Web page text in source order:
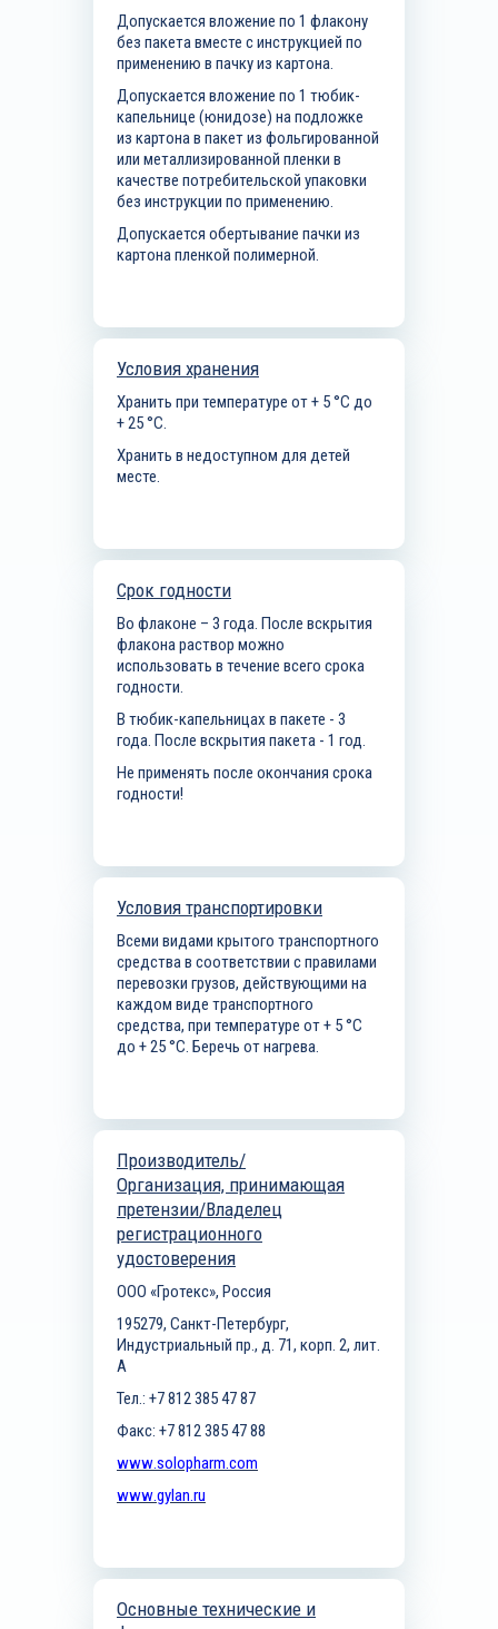
Допускается вложение по 1 флакону
без пакета вместе с инструкцией по
применению в пачку из картона.
Допускается вложение по 1 тюбик-
капельнице (юнидозе) на подложке
из картона в пакет из фольгированной
или металлизированной пленки в
качестве потребительской упаковки
без инструкции по применению.
Допускается обертывание пачки из
картона пленкой полимерной.
Условия хранения
Хранить при температуре от + 5 °С до
+ 25 °С.
Хранить в недоступном для детей
месте.
Срок годности
Во флаконе – 3 года. После вскрытия
флакона раствор можно
использовать в течение всего срока
годности.
В тюбик-капельницах в пакете - 3
года. После вскрытия пакета - 1 год.
Не применять после окончания срока
годности!
Условия транспортировки
Всеми видами крытого транспортного
средства в соответствии с правилами
перевозки грузов, действующими на
каждом виде транспортного
средства, при температуре от + 5 °С
до + 25 °С. Беречь от нагрева.
Производитель/
Организация, принимающая
претензии/Владелец
регистрационного
удостоверения
ООО «Гротекс», Россия
195279, Санкт-Петербург,
Индустриальный пр., д. 71, корп. 2, лит.
А
Тел.: +7 8123854787
Факс: +7 812 385 47 88
www.solopharm.com
www.gylan.ru
Основные технические и